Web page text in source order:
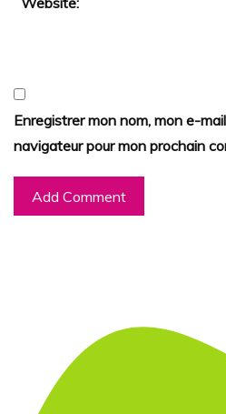
Enregistrer mon nom, mon e-
navigateur pour mon prochain